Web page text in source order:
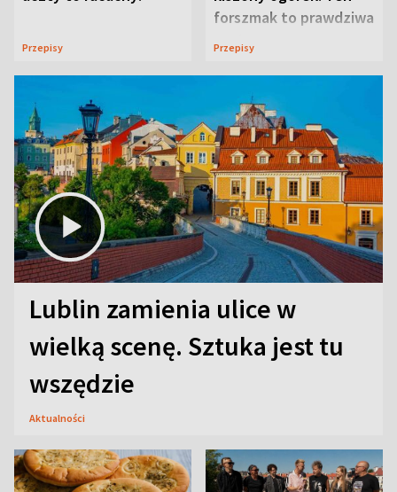
Przepisy
forszmak to prawdziwa
uczta
Przepisy
Lublin zamienia ulice w
wielką scenę. Sztuka jest tu
wszędzie
Aktualności